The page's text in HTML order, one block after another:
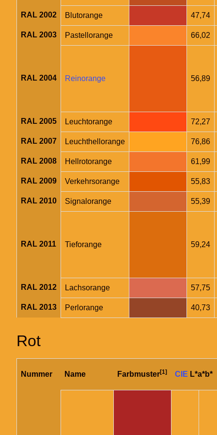
RAL 2002 Blutorange 47,74
RAL 2003 Pastellorange 66,02
RAL 2004 Reinorange 56,89
RAL 2005 Leuchtorange 72,27
RAL 2007 Leuchthellorange 76,86
RAL 2008 Hellrotorange 61,99
RAL 2009 Verkehrsorange 55,83
RAL 2010 Signalorange 55,39
RAL 2011 Tieforange 59,24
RAL 2012 Lachsorange 57,75
RAL 2013 Perlorange 40,73
Rot
Nummer Name Farbmuster[1] CIE L*a*b*